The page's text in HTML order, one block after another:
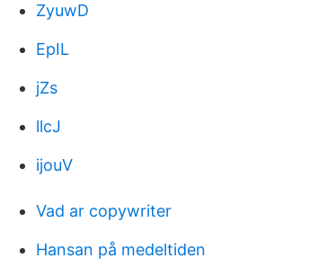
ZyuwD
EpIL
jZs
llcJ
ijouV
Vad ar copywriter
Hansan på medeltiden